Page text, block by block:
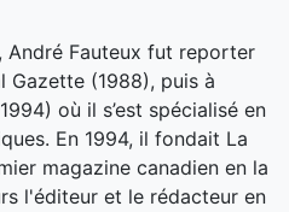
Fauteux fut reporter
Gazette (1988), puis à
où il s’est spécialisé en
En 1994, il fondait La
magazine canadien en la
l'éditeur et le rédacteur en